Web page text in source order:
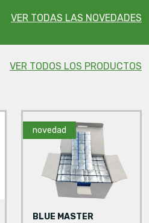
VER TODAS LAS NOVEDADES
VER TODOS LOS PRODUCTOS
novedad
BLUE MASTER